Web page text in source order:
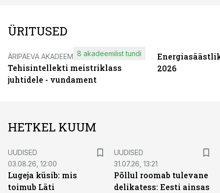
ÜRITUSED
ÄRIPÄEVA AKADEEMIA
Tehisintellekti meistriklass
juhtidele - vundament
8 akadeemilist tundi
2026
HETKEL KUUM
UUDISED
03.08.26, 12:00
Lugeja küsib: mis
toimub Läti
UUDISED
31.07.26, 13:21
Põllul roomab tulevane
delikatess: Eesti ainsas